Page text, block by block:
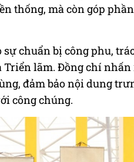
thống, mà còn góp
chuẩn bị công phu,
lãm. Đồng chí
đảm bảo nội dung
công chúng.